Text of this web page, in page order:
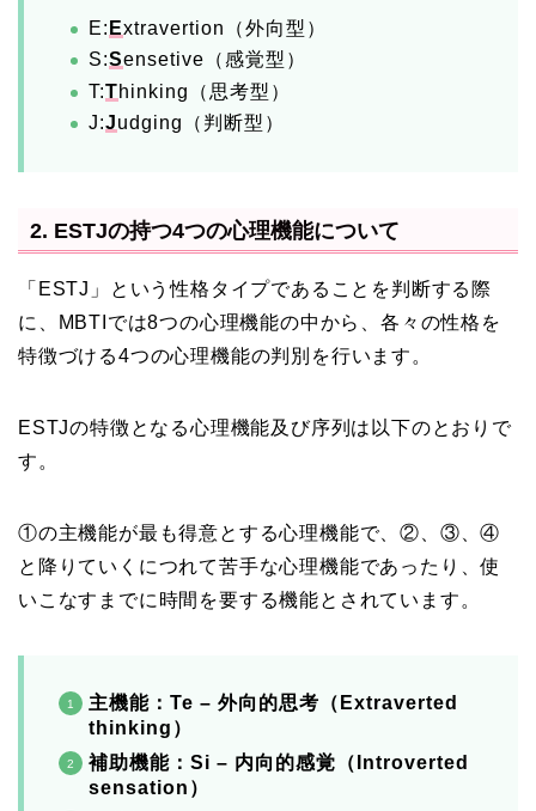
E: Extravertion（外向型）
S:Sensetive（感覚型）
T:Thinking（思考型）
J:Judging（判断型）
2. ESTJの持つ4つの心理機能について
「ESTJ」という性格タイプであることを判断する際
に、MBTIでは8つの心理機能の中から、各々の性格を
特徴づける4つの心理機能の判別を行います。
ESTJの特徴となる心理機能及び序列は以下のとおりで
す。
①の主機能が最も得意とする心理機能で、②、③、④
と降りていくにつれて苦手な心理機能であったり、使
いこなすまでに時間を要する機能とされています。
主機能：Te – 外向的思考（ Extraverted
thinking ）
補助機能：Si – 内向的感覚（ Introverted
sensation ）